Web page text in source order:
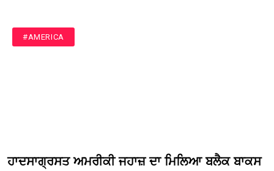
#AMERICA
ਹਾਦਸਾਗ੍ਰਸਤ ਅਮਰੀਕੀ ਜਹਾਜ਼ ਦਾ ਮਿਲਿਆ ਬਲੈਕ ਬਾਕਸ